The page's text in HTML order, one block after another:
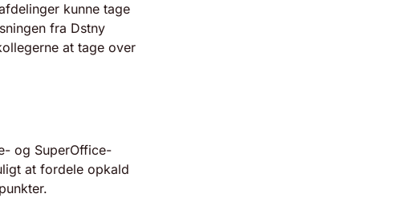
kunne tage
fra Dstny
at tage over
og SuperOffice-
at fordele opkald